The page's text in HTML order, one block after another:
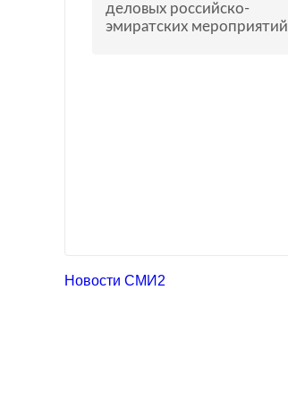
деловых российско-
эмиратских мероприятий
Новости СМИ2